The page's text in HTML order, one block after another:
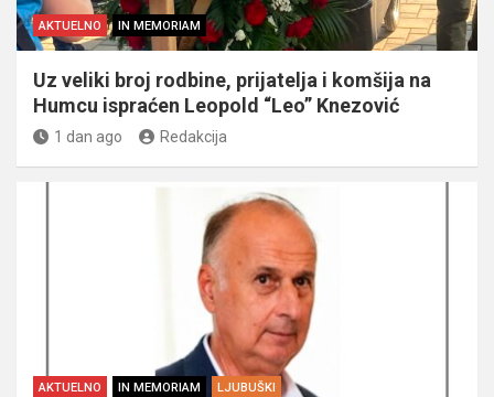
AKTUELNO IN MEMORIAM
Uz veliki broj rodbine, prijatelja i komšija na
Humcu ispraćen Leopold “Leo” Knezović
1 dan ago Redakcija
AKTUELNO IN MEMORIAM LJUBUŠKI